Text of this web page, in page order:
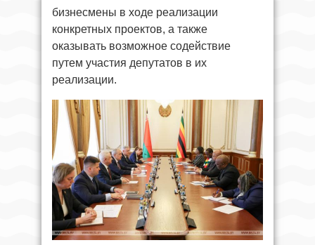
бизнесмены в ходе реализации
конкретных проектов, а также
оказывать возможное содействие
путем участия депутатов в их
реализации.